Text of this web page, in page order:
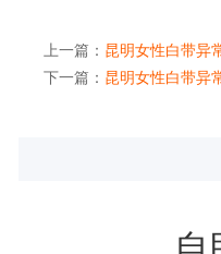
上一篇： 昆明女性白带异
下一篇： 昆明女性白带异